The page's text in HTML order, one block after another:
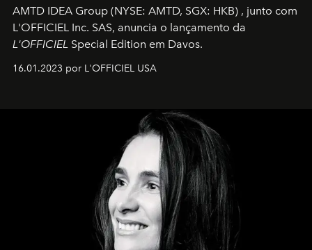
AMTD IDEA Group (NYSE: AMTD, SGX: HKB) , junto com
L'OFFICIEL Inc. SAS, anuncia o lançamento da
L'OFFICIEL Special Edition em Davos.
16.01.2023 por L'OFFICIEL USA